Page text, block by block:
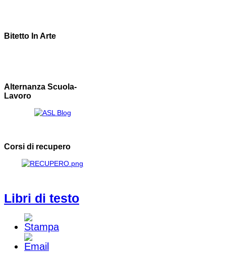
Bitetto In Arte
Alternanza Scuola-
Lavoro
Corsi di recupero
Libri di testo